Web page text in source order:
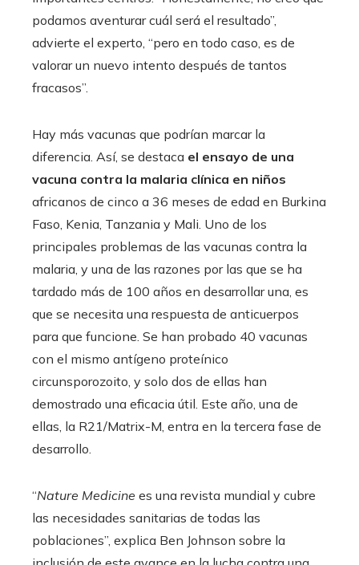
podamos aventurar cuál será el resultado”,
advierte el experto, “pero en todo caso, es de
valorar un nuevo intento después de tantos
fracasos”.
Hay más vacunas que podrían marcar la
diferencia. Así, se destaca el ensayo de una
vacuna contra la malaria clínica en niños
africanos de cinco a 36 meses de edad en Burkina
Faso, Kenia, Tanzania y Mali. Uno de los
principales problemas de las vacunas contra la
malaria, y una de las razones por las que se ha
tardado más de 100 años en desarrollar una, es
que se necesita una respuesta de anticuerpos
para que funcione. Se han probado 40 vacunas
con el mismo antígeno proteínico
circunsporozoito, y solo dos de ellas han
demostrado una eficacia útil. Este año, una de
ellas, la R21/Matrix-M, entra en la tercera fase de
desarrollo.
“Nature Medicine es una revista mundial y cubre
las necesidades sanitarias de todas las
poblaciones”, explica Ben Johnson sobre la